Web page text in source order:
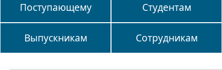
Поступающему Студентам
Выпускникам Сотрудникам